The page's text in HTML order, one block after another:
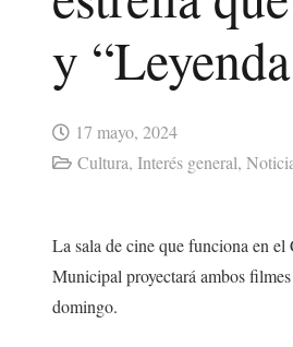
y
17 mayo, 2024
Cultura, Interés general,
La sala de cine que funciona en
Municipal proyectará ambos
domingo.